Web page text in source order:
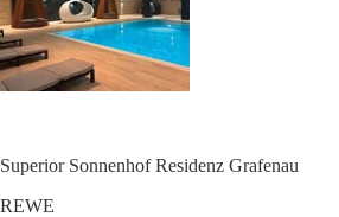
Superior Sonnenhof Residenz Grafenau
REWE